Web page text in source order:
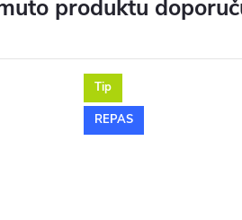
produktu
Tip
REPAS